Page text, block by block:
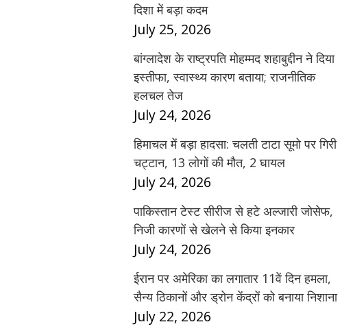
दिशा में बड़ा कदम
July 25, 2026
बांग्लादेश के राष्ट्रपति मोहम्मद शहाबुद्दीन ने दिया
इस्तीफा, स्वास्थ्य कारण बताया; राजनीतिक
हलचल तेज
July 24, 2026
हिमाचल में बड़ा हादसा: चलती टाटा सूमो पर गिरी
चट्टान, 13 लोगों की मौत, 2 घायल
July 24, 2026
पाकिस्तान टेस्ट सीरीज से हटे अल्जारी जोसेफ,
निजी कारणों से खेलने से किया इनकार
July 24, 2026
ईरान पर अमेरिका का लगातार 11वें दिन हमला,
सैन्य ठिकानों और ड्रोन केंद्रों को बनाया निशाना
July 22, 2026